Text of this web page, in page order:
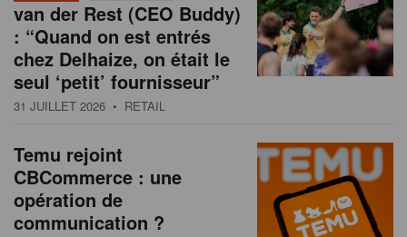
van der Rest (CEO Buddy)
: “Quand on est entrés
chez Delhaize, on était le
seul ‘petit’ fournisseur”
31 JUILLET 2026 • RETAIL
Temu rejoint
CBCommerce : une
opération de
communication ?